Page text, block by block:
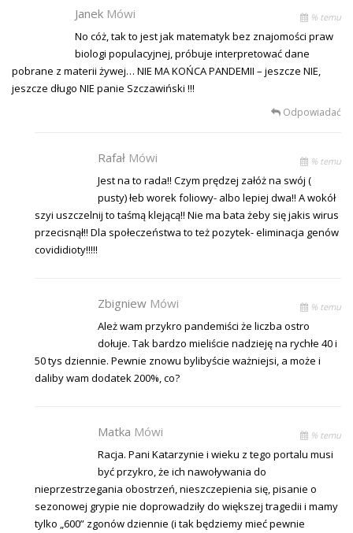
Janek Mówi % temu
No cóż, tak to jest jak matematyk bez znajomości praw
biologi populacyjnej, próbuje interpretować dane
pobrane z materii żywej… NIE MA KOŃCA PANDEMII – jeszcze NIE,
jeszcze długo NIE panie Szczawiński !!!
Odpowiadać
Rafał Mówi % temu
Jest na to rada!! Czym prędzej załóż na swój (
pusty) łeb worek foliowy- albo lepiej dwa!! A wokół
szyi uszczelnij to taśmą klejącą!! Nie ma bata żeby się jakis wirus
przecisnął!! Dla społeczeństwa to też pozytek- eliminacja genów
covididioty!!!!!
Zbigniew Mówi % temu
Ależ wam przykro pandemiści że liczba ostro
dołuje. Tak bardzo mieliście nadzieję na rychłe 40 i
50 tys dziennie. Pewnie znowu bylibyście ważniejsi, a może i
daliby wam dodatek 200%, co?
Matka Mówi % temu
Racja. Pani Katarzynie i wieku z tego portalu musi
być przykro, że ich nawoływania do
nieprzestrzegania obostrzeń, nieszczepienia się, pisanie o
sezonowej grypie nie doprowadziły do większej tragedii i mamy
tylko „600” zgonów dziennie (i tak będziemy mieć pewnie